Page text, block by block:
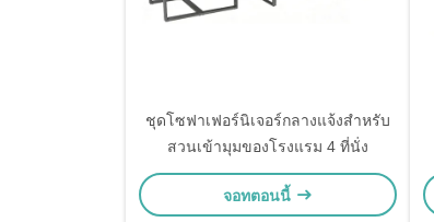
ชุดโซฟาเฟอร์นิเจอร์กลางแจ้งสำหรับ
สวนเข้ามุมของโรงแรม 4 ที่นั่ง
จอทตอนนี้